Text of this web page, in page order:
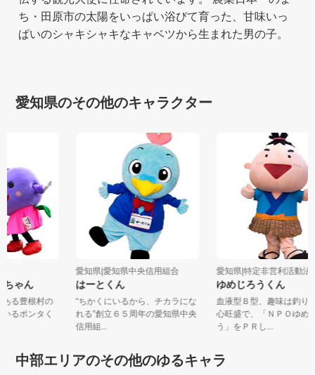
ち・田原市の太陽をいっぱい浴びて育った、甘味いっ
ぱいのシャキシャキなキャベツから生まれた男の子。
愛知県のその他のキャラクター
ちゃん
ある豊根村の
いるポンタく
愛知県|愛知県中央信用組合
はーとくん
“ちかくにいるから、チカラにな
れる”創立６５周年の愛知県中央
信用組...
愛知県|特定非営利活動
ゆめじろうくん
血液型Ｂ型、趣味は釣
心旺盛で、「ＮＰＯゆ
う」をＰＲし...
中部エリアのその他のゆるキャラ